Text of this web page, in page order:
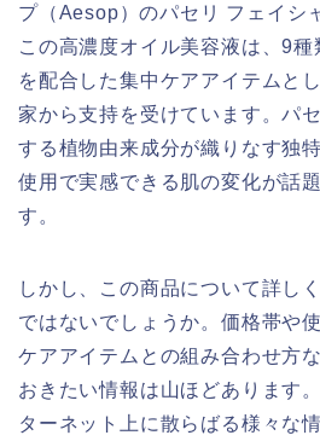
プ（Aesop）のパセリ フェイシ
この高濃度オイル美容液は、9
を配合した集中ケアアイテムと
家から支持を受けています。パ
する植物由来成分が織りなす独
使用で実感できる肌の変化が話
す。
しかし、この商品について詳し
ではないでしょうか。価格帯や
ケアアイテムとの組み合わせ方
おきたい情報は山ほどあります
ターネット上に散らばる様々な